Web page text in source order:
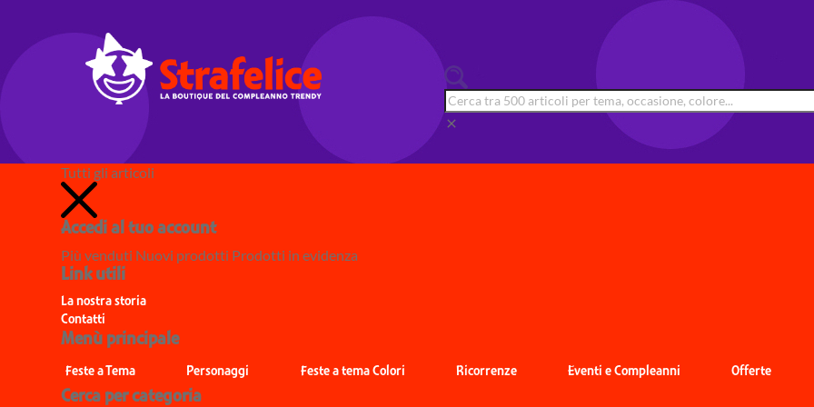
clear
Tutti gli articoli
Accedi al tuo account
Più venduti Nuovi prodotti Prodotti in evidenza
Link utili
La nostra storia
Contatti
Menù principale
Feste a Tema Personaggi Feste a tema Colori Ricorrenze Eventi e Compleanni Offerte
Cerca per categoria